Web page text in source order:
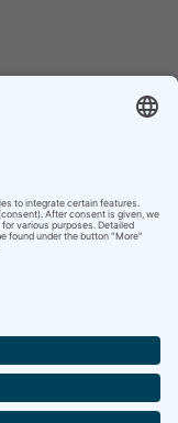
données